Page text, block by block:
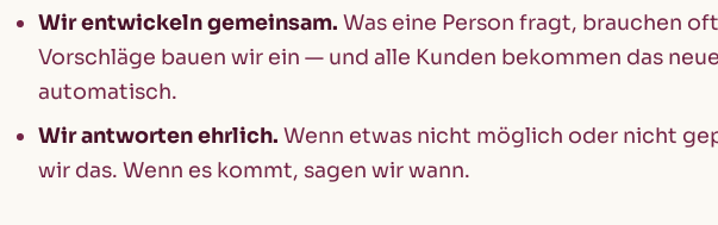
Wir entwickeln gemeinsam. Was eine Person fragt, brauchen
Vorschläge bauen wir ein — und alle Kunden bekommen das
automatisch.
Wir antworten ehrlich. Wenn etwas nicht möglich oder nicht
wir das. Wenn es kommt, sagen wir wann.